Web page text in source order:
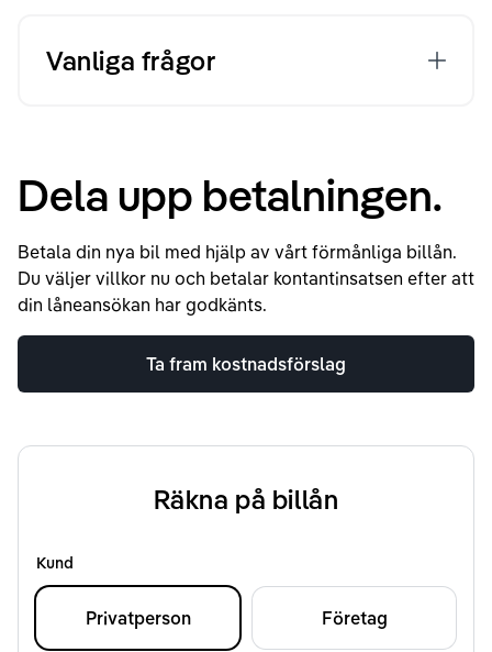
Vanliga frågor
Dela upp betalningen.
Betala din nya bil med hjälp av vårt förmånliga billån.
Du väljer villkor nu och betalar kontantinsatsen efter att
din låneansökan har godkänts.
Ta fram kostnadsförslag
Räkna på billån
Kund
Privatperson Företag